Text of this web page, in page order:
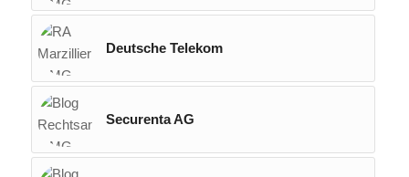
Deutsche Telekom
Securenta AG